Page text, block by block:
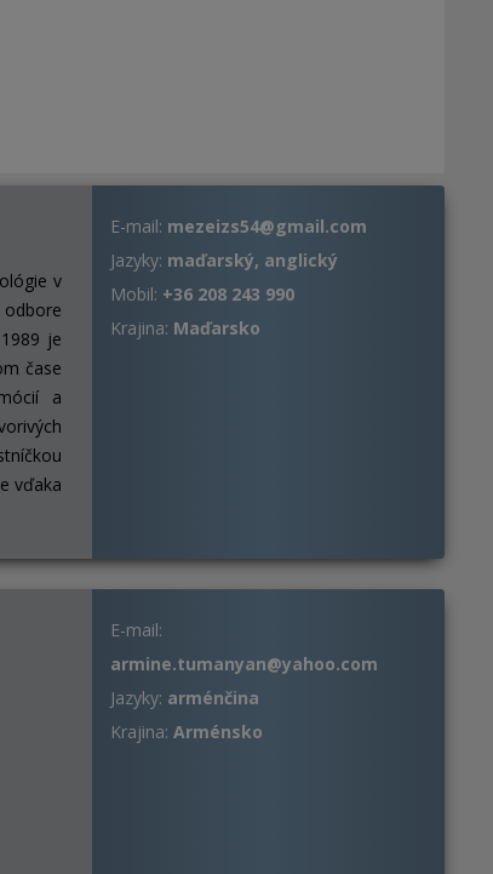
v
je
čase
a
vďaka
E-mail: mezeizs54@gmail.com
Jazyky: maďarský, anglický
Mobil: +36 208 243 990
Krajina: Maďarsko
E-mail:
armine.tumanyan@yahoo.com
Jazyky: arménčina
Krajina: Arménsko